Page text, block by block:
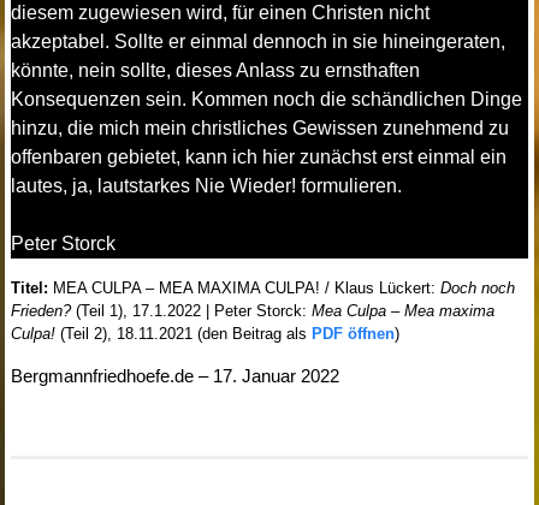
diesem zugewiesen wird, für einen Christen nicht
akzeptabel. Sollte er einmal dennoch in sie hineingeraten,
könnte, nein sollte, dieses Anlass zu ernsthaften
Konsequenzen sein. Kommen noch die schändlichen Dinge
hinzu, die mich mein christliches Gewissen zunehmend zu
offenbaren gebietet, kann ich hier zunächst erst einmal ein
lautes, ja, lautstarkes Nie Wieder! formulieren.
Peter Storck
Titel: MEA CULPA – MEA MAXIMA CULPA! / Klaus Lückert: Doch noch
Frieden?(Teil 1), 17.1.2022 | Peter Storck: Mea Culpa – Mea maxima
Culpa!(Teil 2), 18.11.2021 (den Beitrag als PDF öffnen)
Bergmannfriedhoefe.de – 17. Januar 2022